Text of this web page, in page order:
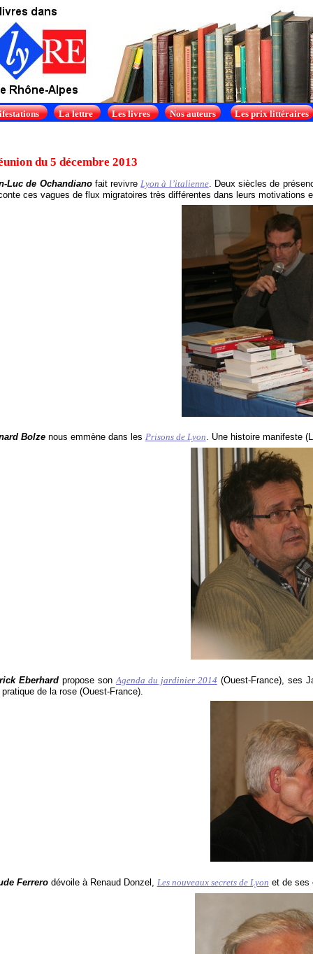
La lettre Les livres Nos auteurs Les prix littéraires
du 5 décembre 2013
Luc de Ochandianofait revivre Lyon à l’italienne. Deux siècles de
ces vagues de flux migratoires très différentes dans leurs motivations
Bolzenous emmène dans les Prisons de Lyon. Une histoire manifeste
Eberhard propose sonAgenda du jardinier 2014 (Ouest-France), ses
de la rose (Ouest-France).
Ferrerodévoile à Renaud Donzel, Les nouveaux secrets de Lyon et de ses